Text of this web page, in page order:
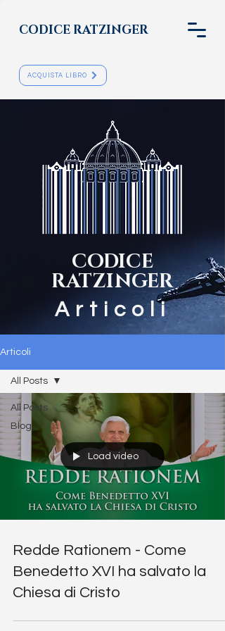
CODICE RATZINGER
ACQUISTA LIBRO
CODICE
RATZINGER
Articoli
Articoli
All Posts
Blog
All Posts
Load video
Redde Rationem - Come
Benedetto XVI ha salvato la
Chiesa di Cristo